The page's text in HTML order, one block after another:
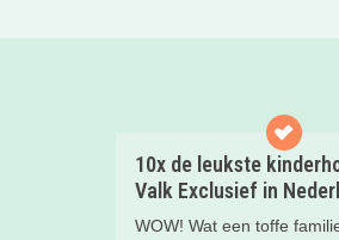
10x de leukste
Valk Exclusief in
WOW! Wat een toffe